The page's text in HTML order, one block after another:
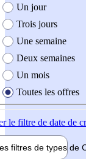
création de l'offre
Un jour
Trois jours
Une semaine
Deux semaines
Un mois
Toutes les offres
le filtre de date de
filtres de types de